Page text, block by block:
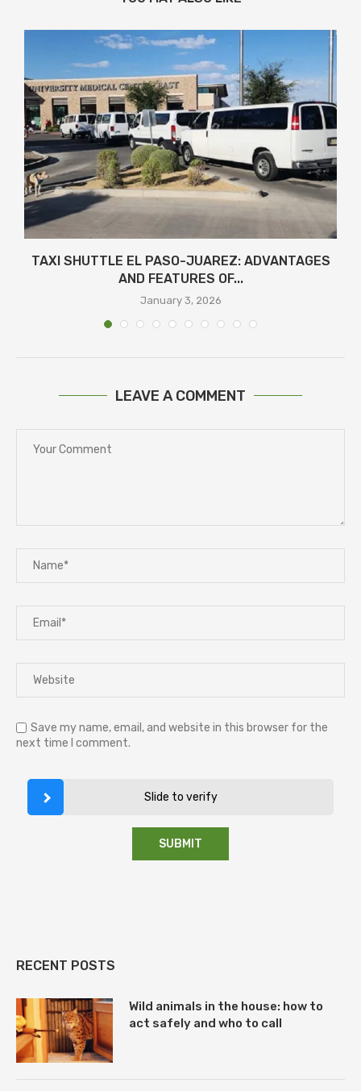
TAXI SHUTTLE EL PASO-JUAREZ: ADVANTAGES
AND FEATURES OF...
January 3, 2026
LEAVE A COMMENT
Save my name, email, and website in this browser for the
next time I comment.
Slide to verify
RECENT POSTS
Wild animals in the house: how to
act safely and who to call